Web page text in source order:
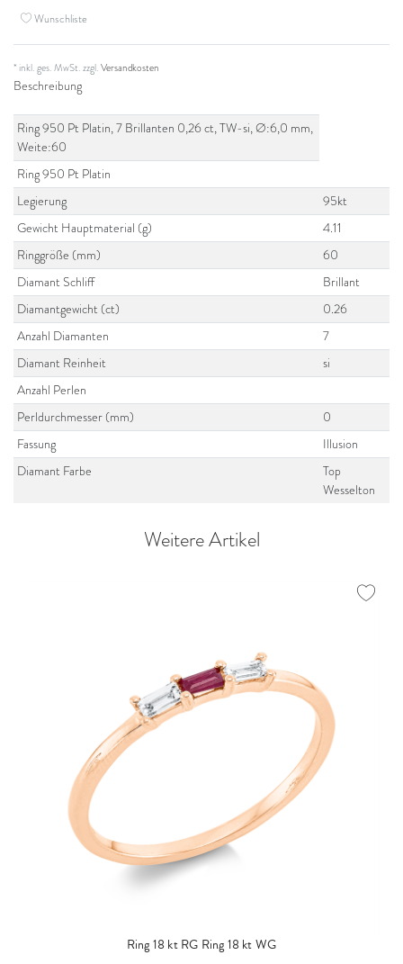
Wunschliste
* inkl. ges. MwSt. zzgl.Versandkosten
Beschreibung
Ring 950 Pt Platin, 7 Brillanten 0,26 ct, TW-si, Ø:6,0 mm,
Weite:60
Ring 950 Pt Platin
Legierung
95kt
Gewicht Hauptmaterial (g)
4.11
Ringgröße (mm)
60
Diamant Schliff
Brillant
Diamantgewicht (ct)
0.26
Anzahl Diamanten
7
Diamant Reinheit
si
Anzahl Perlen
Perldurchmesser (mm)
0
Fassung
Illusion
Diamant Farbe
Top
Wesselton
Weitere Artikel
Ring 18 kt RG Ring 18 kt WG